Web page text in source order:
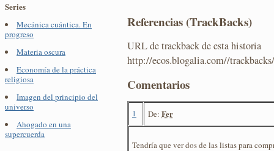
Series
Mecánica cuántica. En
progreso
Materia oscura
Economía de la práctica
religiosa
Imagen del principio del
universo
Ahogado en una
supercuerda
Referencias (TrackBacks)
URL de trackback de esta historia
http://ecos.blogalia.com//
Comentarios
1 De: Fer
Tendría que ver dos de las listas para